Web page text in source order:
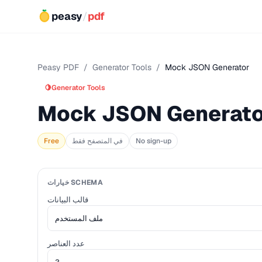
peasy/pdf
Peasy PDF / Generator Tools / Mock JSON Generator
🍋Generator Tools
Mock JSON
Free في المتصفح فقط No sign-up
خيارات SCHEMA
قالب البيانات
عدد العناصر